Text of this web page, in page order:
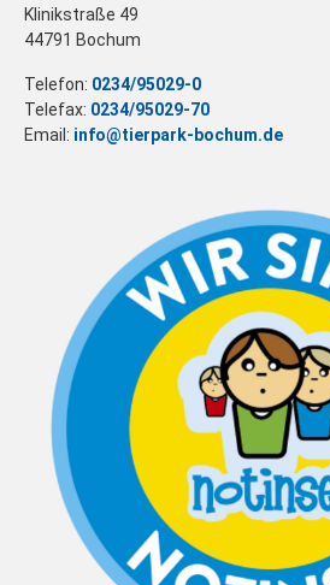
Klinikstraße 49
44791 Bochum
Telefon: 0234/95029-0
Telefax: 0234/95029-70
Email: info@tierpark-bochum.de